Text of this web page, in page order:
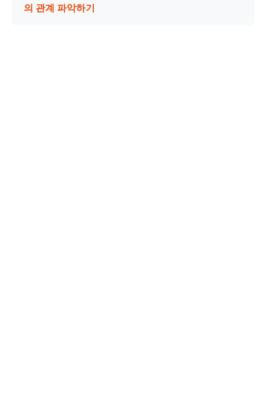
의 관계 파악하기